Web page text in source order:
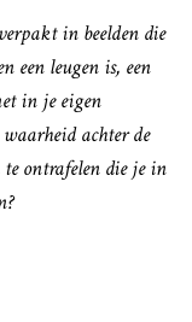
in beelden die
een leugen is, een
in je eigen
achter de
ontrafelen die je in